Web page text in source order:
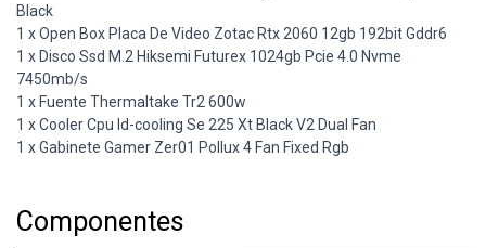
Black
1 x Open Box Placa De Video Zotac Rtx 2060 12gb 192bit Gddr6
1 x Disco Ssd M.2 Hiksemi Futurex 1024gb Pcie 4.0 Nvme
7450mb/s
1 x Fuente Thermaltake Tr2 600w
1 x Cooler Cpu Id-cooling Se 225 Xt Black V2 Dual Fan
1 x Gabinete Gamer Zer01 Pollux 4 Fan Fixed Rgb
Componentes